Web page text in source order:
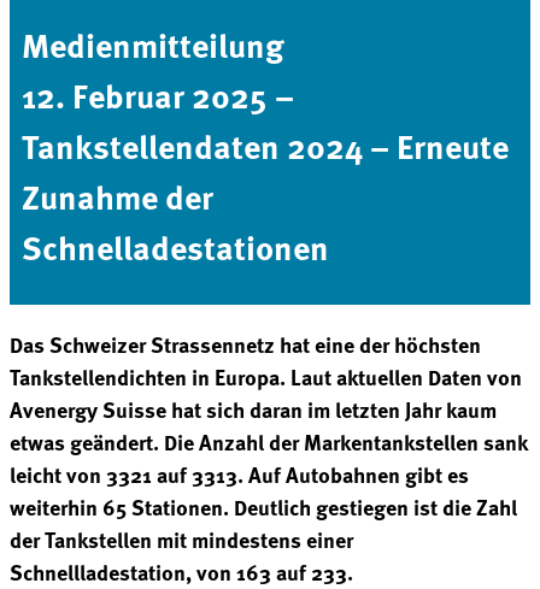
Medienmitteilung
12. Februar 2025 –
Tankstellendaten 2024 – Erneute
Zunahme der
Schnelladestationen
Das Schweizer Strassennetz hat eine der höchsten
Tankstellendichten in Europa. Laut aktuellen Daten von
Avenergy Suisse hat sich daran im letzten Jahr kaum
etwas geändert. Die Anzahl der Markentankstellen sank
leicht von 3321 auf 3313. Auf Autobahnen gibt es
weiterhin 65 Stationen. Deutlich gestiegen ist die Zahl
der Tankstellen mit mindestens einer
Schnellladestation, von 163 auf 233.